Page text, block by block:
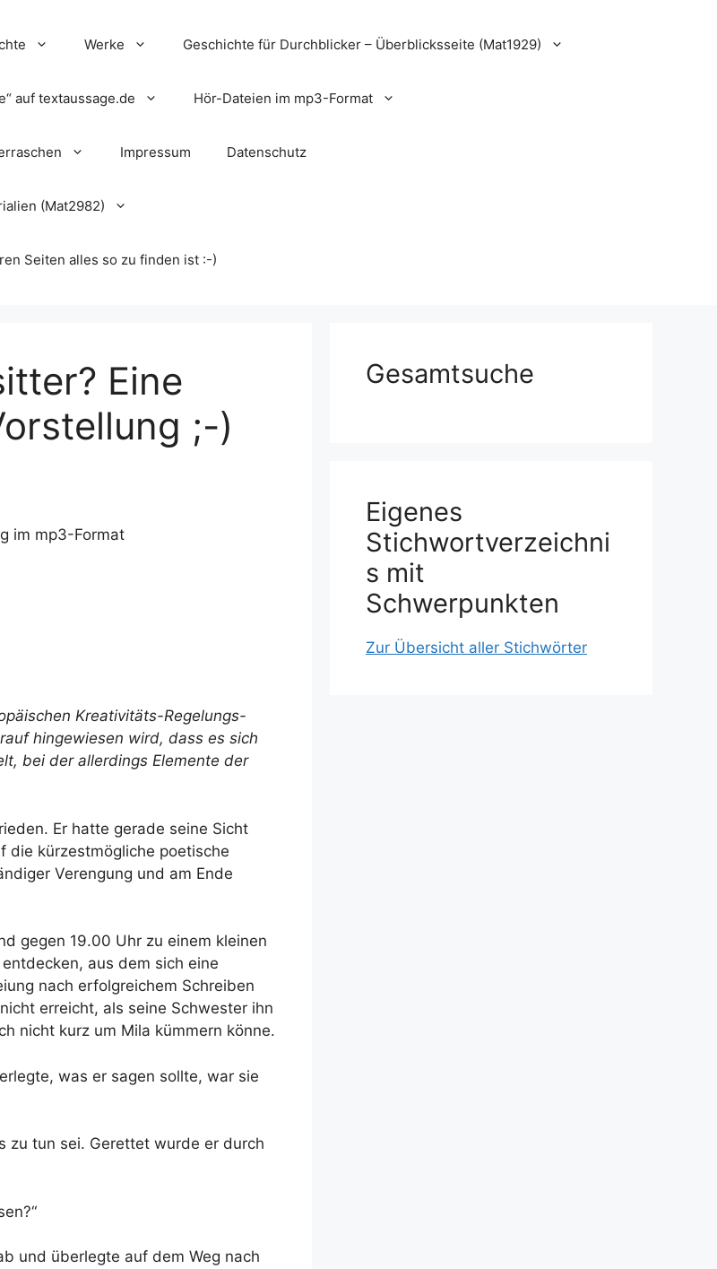
Werke Geschichte für Durchblicker – Überblicksseite (Mat1929)
auf textaussage.de Hör-Dateien im mp3-Format
Impressum Datenschutz
(Mat2982)
Seiten alles so zu finden ist :-)
Eine
;-)
im mp3-Format
Kreativitäts-Regelungs-
hingewiesen wird, dass es sich
bei der allerdings Elemente der
Er hatte gerade seine Sicht
die kürzestmögliche poetische
Verengung und am Ende
gegen 19.00 Uhr zu einem kleinen
aus dem sich eine
nach erfolgreichem Schreiben
erreicht, als seine Schwester ihn
nicht kurz um Mila kümmern könne.
was er sagen sollte, war sie
zu tun sei. Gerettet wurde er durch
und überlegte auf dem Weg nach
Gesamtsuche
Eigenes
Stichwortverzeichni
s mit
Schwerpunkten
Zur Übersicht aller Stichwörter